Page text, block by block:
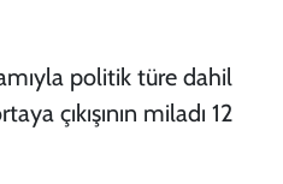
politik türe dahil
çıkışının miladı 12